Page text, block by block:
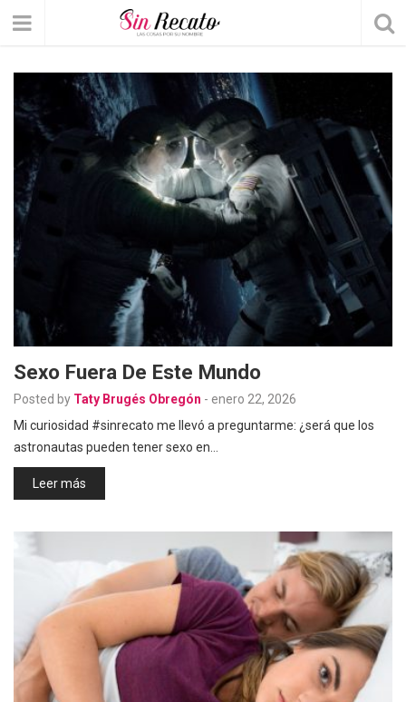
Sexo Fuera De Este Mundo
Posted by Taty Brugés Obregón - enero 22, 2026
Mi curiosidad #sinrecato me llevó a preguntarme: ¿será que los
astronautas pueden tener sexo en…
Leer más